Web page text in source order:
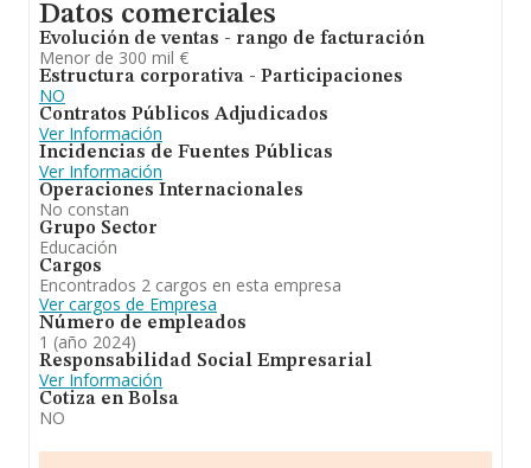
Datos comerciales
Evolución de ventas - rango de facturación
Menor de 300 mil €
Estructura corporativa - Participaciones
NO
Contratos Públicos Adjudicados
Ver Información
Incidencias de Fuentes Públicas
Ver Información
Operaciones Internacionales
No constan
Grupo Sector
Educación
Cargos
Encontrados 2 cargos en esta empresa
Ver cargos de Empresa
Número de empleados
1 (año 2024)
Responsabilidad Social Empresarial
Ver Información
Cotiza en Bolsa
NO